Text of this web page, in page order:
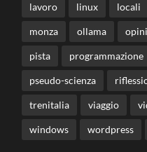
lavoro linux locali
monza ollama
pista programmazione
pseudo-scienza
trenitalia viaggio
windows wordpress